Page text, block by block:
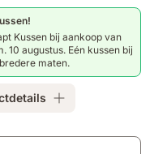
Kussen bij aankoop van
10 augustus. Eén kussen bij
maten.